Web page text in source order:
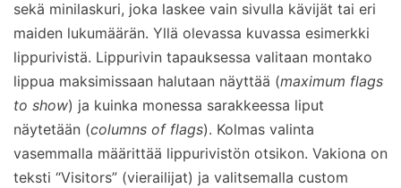
sekä minilaskuri, joka laskee vain sivulla kävijät tai eri
maiden lukumäärän. Yllä olevassa kuvassa esimerkki
lippurivistä. Lippurivin tapauksessa valitaan montako
lippua maksimissaan halutaan näyttää (maximum flags
to show) ja kuinka monessa sarakkeessa liput
näytetään (columns of flags). Kolmas valinta
vasemmalla määrittää lippurivistön otsikon. Vakiona on
teksti “Visitors” (vierailijat) ja valitsemalla custom